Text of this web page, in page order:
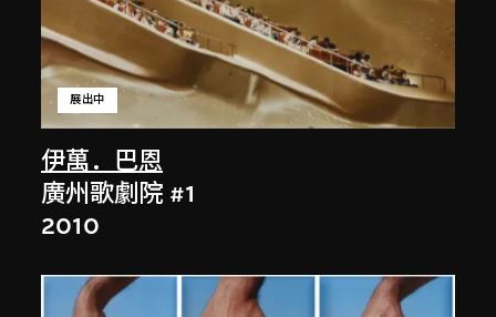
伊萬．巴恩
展出中
廣州歌劇院 #1
2010